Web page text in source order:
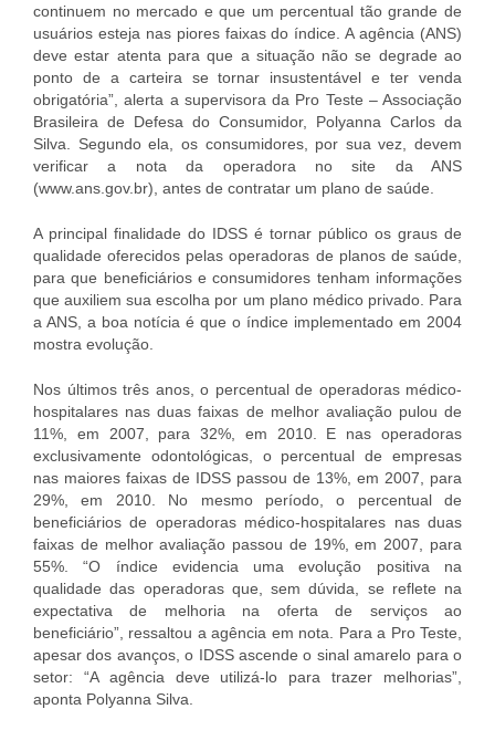
continuem no mercado e que um percentual tão grande de
usuários esteja nas piores faixas do índice. A agência (ANS)
deve estar atenta para que a situação não se degrade ao
ponto de a carteira se tornar insustentável e ter venda
obrigatória”, alerta a supervisora da Pro Teste – Associação
Brasileira de Defesa do Consumidor, Polyanna Carlos da
Silva. Segundo ela, os consumidores, por sua vez, devem
verificar a nota da operadora no site da ANS
(www.ans.gov.br), antes de contratar um plano de saúde.
A principal finalidade do IDSS é tornar público os graus de
qualidade oferecidos pelas operadoras de planos de saúde,
para que beneficiários e consumidores tenham informações
que auxiliem sua escolha por um plano médico privado. Para
a ANS, a boa notícia é que o índice implementado em 2004
mostra evolução.
Nos últimos três anos, o percentual de operadoras médico-
hospitalares nas duas faixas de melhor avaliação pulou de
11%, em 2007, para 32%, em 2010. E nas operadoras
exclusivamente odontológicas, o percentual de empresas
nas maiores faixas de IDSS passou de 13%, em 2007, para
29%, em 2010. No mesmo período, o percentual de
beneficiários de operadoras médico-hospitalares nas duas
faixas de melhor avaliação passou de 19%, em 2007, para
55%. “O índice evidencia uma evolução positiva na
qualidade das operadoras que, sem dúvida, se reflete na
expectativa de melhoria na oferta de serviços ao
beneficiário”, ressaltou a agência em nota. Para a Pro Teste,
apesar dos avanços, o IDSS ascende o sinal amarelo para o
setor: “A agência deve utilizá-lo para trazer melhorias”,
aponta Polyanna Silva.